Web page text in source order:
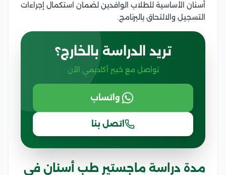
أسنان الأساسية للطلاب الوافدين لضمان استكمال إجراءات
التسجيل والالتحاق بالبرنامج.
تريد الدراسة بالخارج؟
تواصل مع خبير أكاديمي الآن
واتساب
اتصل بنا
مدة دراسة ماجستير طب أسنان في